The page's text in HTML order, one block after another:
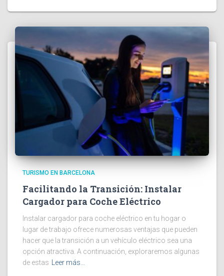
TURISMO EN BARCELONA
Facilitando la Transición: Instalar
Cargador para Coche Eléctrico
Instalar cargador para coche eléctrico en tu hogar o
lugar de trabajo ofrece numerosas ventajas que pueden
hacer que la transición a un vehículo eléctrico sea una
opción atractiva. A continuación, exploraremos algunas
de estas Leer más…